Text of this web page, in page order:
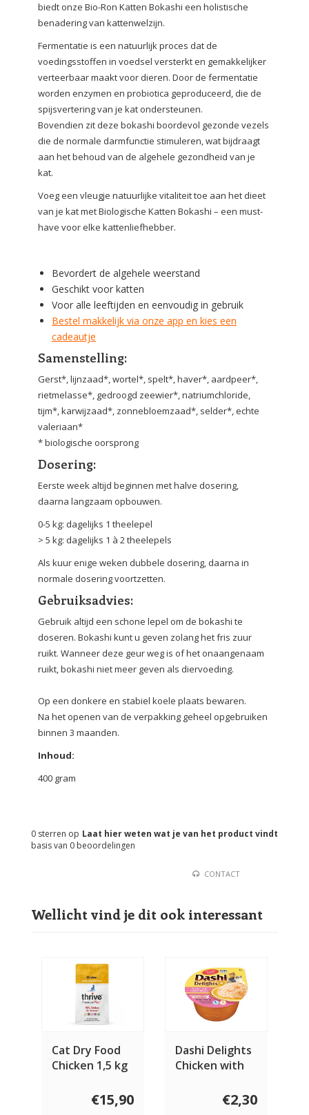
biedt onze Bio-Ron Katten Bokashi een holistische
benadering van kattenwelzijn.
Fermentatie is een natuurlijk proces dat de
voedingsstoffen in voedsel versterkt en gemakkelijker
verteerbaar maakt voor dieren. Door de fermentatie
worden enzymen en probiotica geproduceerd, die de
spijsvertering van je kat ondersteunen.
Bovendien zit deze bokashi boordevol gezonde vezels
die de normale darmfunctie stimuleren, wat bijdraagt
aan het behoud van de algehele gezondheid van je
kat.
Voeg een vleugje natuurlijke vitaliteit toe aan het dieet
van je kat met Biologische Katten Bokashi – een must-
have voor elke kattenliefhebber.
Bevordert de algehele weerstand
Geschikt voor katten
Voor alle leeftijden en eenvoudig in gebruik
Bestel makkelijk via onze app en kies een
cadeautje
Samenstelling:
Gerst*, lijnzaad*, wortel*, spelt*, haver*, aardpeer*,
rietmelasse*, gedroogd zeewier*, natriumchloride,
tijm*, karwijzaad*, zonnebloemzaad*, selder*, echte
valeriaan*
* biologische oorsprong
Dosering:
Eerste week altijd beginnen met halve dosering,
daarna langzaam opbouwen.
0-5 kg: dagelijks 1 theelepel
> 5 kg: dagelijks 1 à 2 theelepels
Als kuur enige weken dubbele dosering, daarna in
normale dosering voortzetten.
Gebruiksadvies:
Gebruik altijd een schone lepel om de bokashi te
doseren. Bokashi kunt u geven zolang het fris zuur
ruikt. Wanneer deze geur weg is of het onaangenaam
ruikt, bokashi niet meer geven als diervoeding.
Op een donkere en stabiel koele plaats bewaren.
Na het openen van de verpakking geheel opgebruiken
binnen 3 maanden.
Inhoud:
400 gram
Laat hier weten wat je van het product vindt
0 sterren op
basis van 0 beoordelingen
CONTACT
Wellicht vind je dit ook interessant
Cat Dry Food
Chicken 1,5 kg
€15,90
Dashi Delights
Chicken with
€2,30